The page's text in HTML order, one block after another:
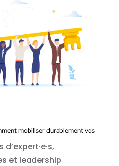
mobiliser durablement vos
d’expert·e·s,
et leadership